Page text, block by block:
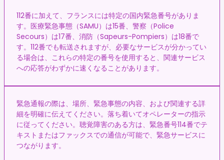
112番に加えて、フランスには特定の国内緊急番号がありま
す。医療緊急事態（SAMU）は15番、警察（Police
Secours）は17番、消防（Sapeurs-Pompiers）は18番で
す。112番でも転送されますが、必要なサービスが分かってい
る場合は、これらの特定の番号を使用すると、関連サービス
への応答がわずかに速くなることがあります。
緊急通報の際は、場所、緊急事態の内容、および関連する詳
細を明確に伝えてください。落ち着いてオペレーターの指示
に従ってください。聴覚障害のある方は、緊急番号114番でテ
キストまたはファックスでの通信が可能で、緊急サービスに
つながります。